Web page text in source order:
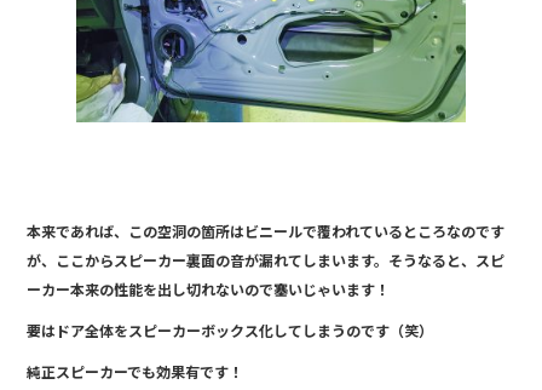
本来であれば、この空洞の箇所はビニールで覆われているところなのです
が、ここからスピーカー裏面の音が漏れてしまいます。そうなると、スピ
ーカー本来の性能を出し切れないので塞いじゃいます！
要はドア全体をスピーカーボックス化してしまうのです（笑）
純正スピーカーでも効果有です！